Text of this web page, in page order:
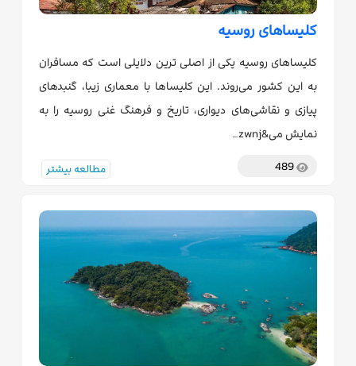
کلیساهای روسیه
کلیساهای روسیه یکی از اصلی ترین دلایلی است که مسافران
به این کشور می‌روند. این کلیساها با معماری زیبا، گنبدهای
پیازی و نقاشی‌های دیواری، تاریخ و فرهنگ غنی روسیه را به
نمایش می&zwnj…
مطالعه بیشتر